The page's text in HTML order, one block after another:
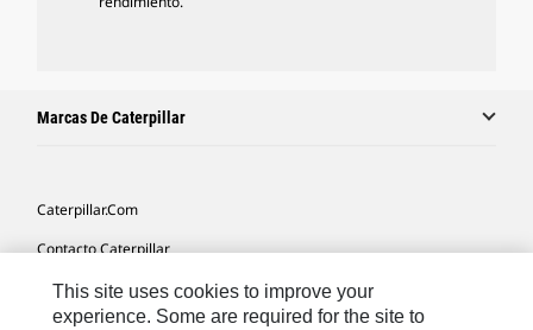
Marcas De Caterpillar
Caterpillar.com
Contacto Caterpillar
Mis Preferencias De Marketing
This site uses cookies to improve your
experience. Some are required for the site to